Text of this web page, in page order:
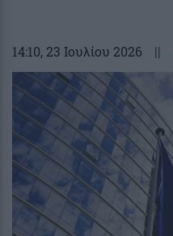
14:10, 23 Ιουλίου 2026 ||